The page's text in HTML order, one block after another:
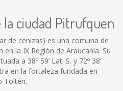
ciudad Pitrufquen
de cenizas) es una comuna de
en la IX Región de Araucanía. Su
a 38º 59’ Lat. S. y 72º 38’
en la fortaleza fundada en
Toltén.